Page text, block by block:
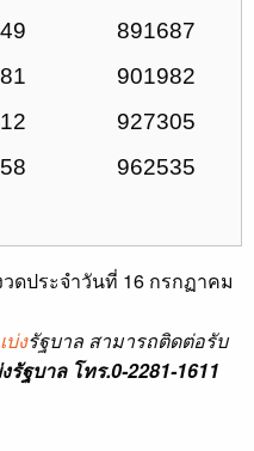
891687
901982
927305
962535
วดประจำวันที่ 16 กรกฏาคม
งรัฐบาล สามารถติดต่อรับ
ฐบาล โทร.0-2281-1611